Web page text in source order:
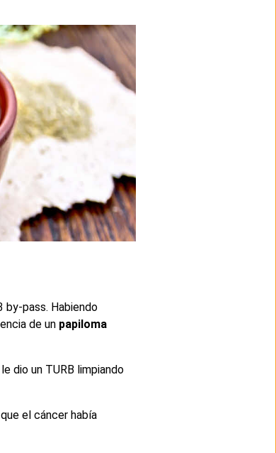
by-pass. Habiendo
de un papiloma
dio un TURB limpiando
el cáncer había